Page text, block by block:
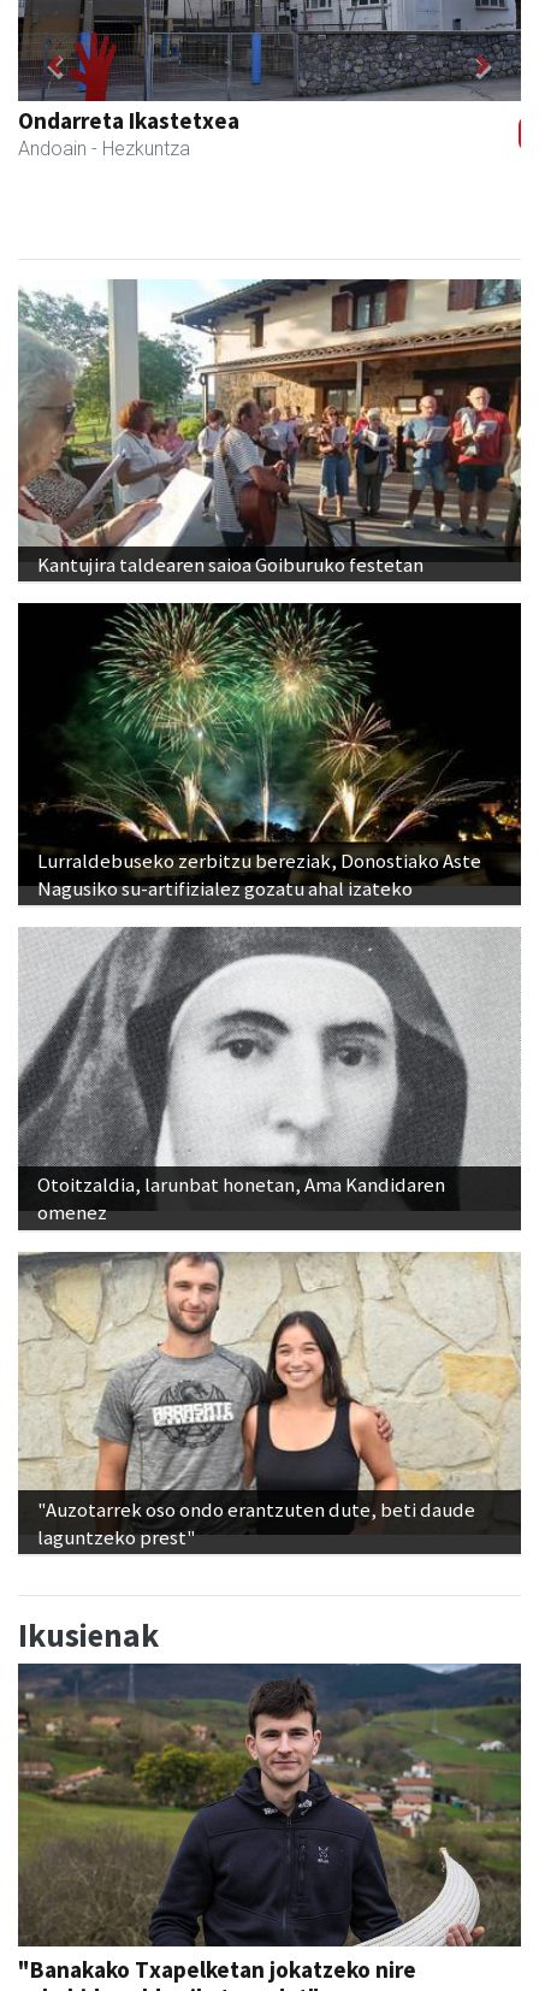
Coviran Karrika
Andoain - Janari-dendak
Previous Next
Kantujira taldearen saioa Goiburuko festetan
Lurraldebuseko zerbitzu bereziak, Donostiako Aste
Nagusiko su-artifizialez gozatu ahal izateko
Otoitzaldia, larunbat honetan, Ama Kandidaren
omenez
"Auzotarrek oso ondo erantzuten dute, beti daude
laguntzeko prest"
Ikusienak
"Banakako Txapelketan jokatzeko nire